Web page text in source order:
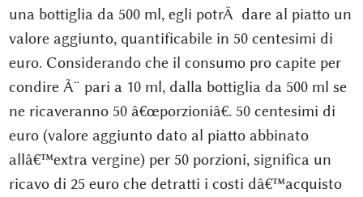
una bottiglia da 500 ml, egli potrÃ dare al piatto un
valore aggiunto, quantificabile in 50 centesimi di
euro. Considerando che il consumo pro capite per
condire Ã¨ pari a 10 ml, dalla bottiglia da 500 ml se
ne ricaveranno 50 â€œporzioniâ€. 50 centesimi di
euro (valore aggiunto dato al piatto abbinato
allâ€™extra vergine) per 50 porzioni, significa un
ricavo di 25 euro che detratti i costi dâ€™acquisto